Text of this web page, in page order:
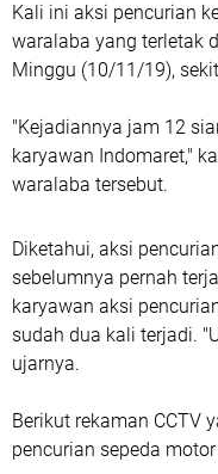
Kali ini aksi pencurian
waralaba yang terletak
Minggu (10/11/19),
"Kejadiannya jam 12
karyawan Indomaret,"
waralaba tersebut.
Diketahui, aksi
sebelumnya pernah
karyawan aksi
sudah dua kali terjadi.
ujarnya.
Berikut rekaman CCTV
pencurian sepeda